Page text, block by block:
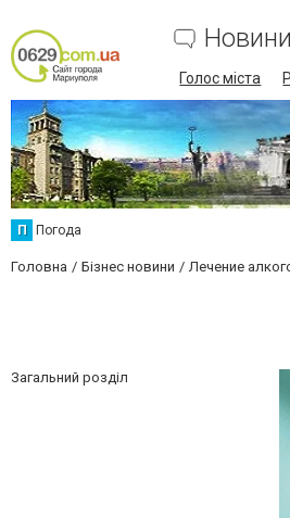
Новини
Голос міста
П Погода
Головна Бізнес новини Лечение
Загальний розділ